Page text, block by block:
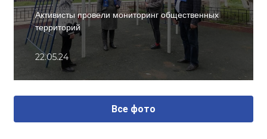
Активисты провели мониторинг общественных
территорий
22.05.24
Все фото